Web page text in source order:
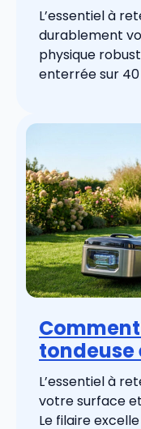
L’essentiel à
durablement
physique
enterrée sur 40
tondeuse
L’essentiel à
votre surface
Le filaire